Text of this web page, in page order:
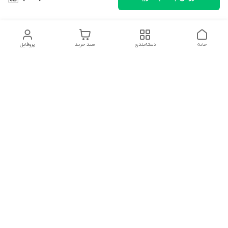
پروفایل سبد خرید دسته‌بندی خانه